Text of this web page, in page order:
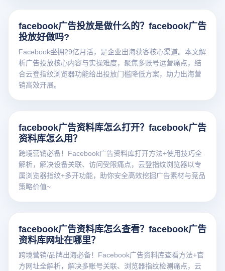
facebook广告投放是做什么的？facebook广告
投放好做吗?
Facebook坐拥29亿月活，是企业出海获客核心渠道。本文解
析广告投放核心内容与实操难度，聚焦多账号运营痛点，结
合云登指纹浏览器功能给出投放门槛降低方案，助力出海营
销高效开展。
facebook广告资料库怎么打开？facebook广告
资料库怎么用？
跨境营销必备！Facebook广告资料库打开方法+使用技巧全
解析，解决设备关联、访问受限痛点，云登指纹浏览器以专
属浏览器指纹+多开功能，助你安全高效挖掘广告素材与竞品
策略价值~
facebook广告资料库怎么查看？facebook广告
资料库网址在哪里？
跨境营销/品牌出海必备！Facebook广告资料库查看方法+官
方网址全解析，解决多账号关联、浏览器指纹检测痛点，云